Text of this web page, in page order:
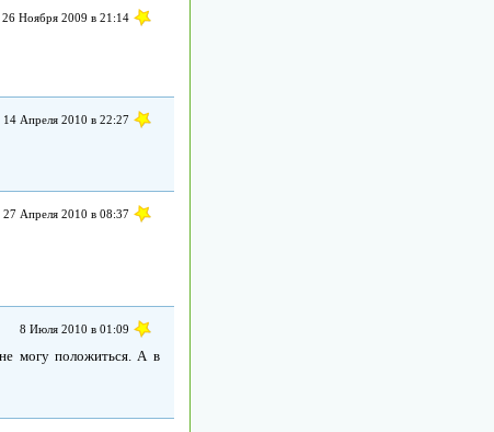
26 Ноября 2009 в 21:14
14 Апреля 2010 в 22:27
27 Апреля 2010 в 08:37
8 Июля 2010 в 01:09
могу положиться. А в